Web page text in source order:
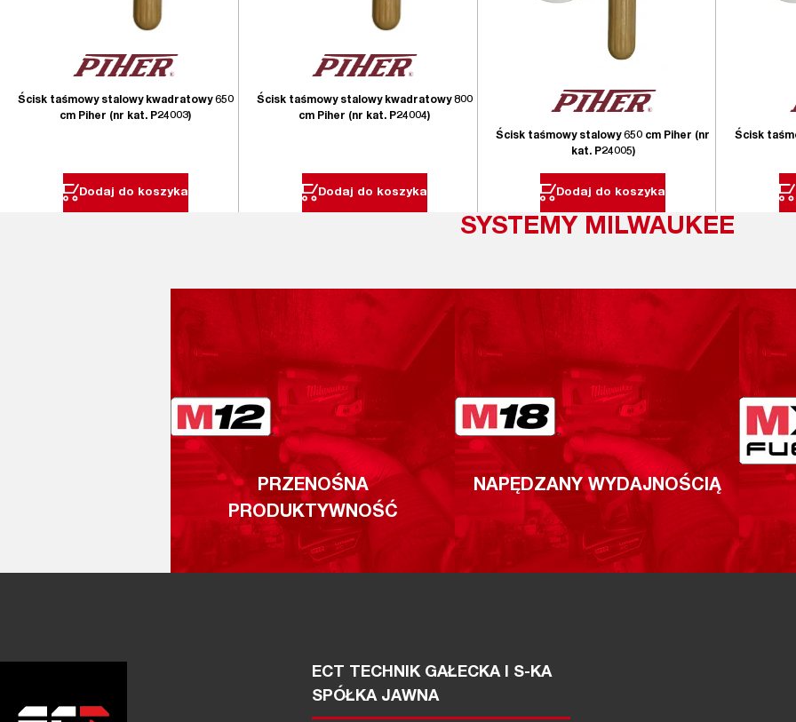
Ścisk taśmowy stalowy kwadratowy 650
cm Piher (nr kat. P24003)
Dodaj do koszyka
Ścisk taśmowy stalowy kwadratowy 800
cm Piher (nr kat. P24004)
Dodaj do koszyka
Ścisk taśmowy stalowy 650 cm Piher (nr
kat. P24005)
Dodaj do koszyka
Ścisk
SYSTEMY MILWAUKEE
PRZENOŚNA
PRODUKTYWNOŚĆ
NAPĘDZANY WYDAJNOŚCIĄ
ECT TECHNIK GAŁECKA I S-KA
SPÓŁKA JAWNA